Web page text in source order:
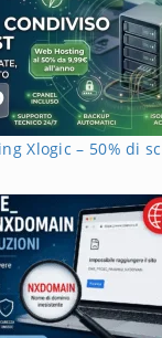
Xlogic – 50% di